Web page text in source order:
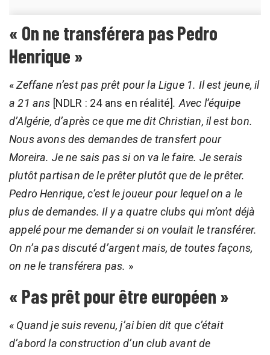
« On ne transférera pas Pedro
Henrique »
«Zeffane n’est pas prêt pour la Ligue 1. Il est jeune, il
a 21 ans [NDLR : 24 ans en réalité]. Avec l’équipe
d’Algérie, d’après ce que me dit Christian, il est bon.
Nous avons des demandes de transfert pour
Moreira. Je ne sais pas si on va le faire. Je serais
plutôt partisan de le prêter plutôt que de le prêter.
Pedro Henrique, c’est le joueur pour lequel on a le
plus de demandes. Il y a quatre clubs qui m’ont déjà
appelé pour me demander si on voulait le transférer.
On n’a pas discuté d’argent mais, de toutes façons,
on ne le transférera pas. »
« Pas prêt pour être européen »
« Quand je suis revenu, j’ai bien dit que c’était
d’abord la construction d’un club avant de